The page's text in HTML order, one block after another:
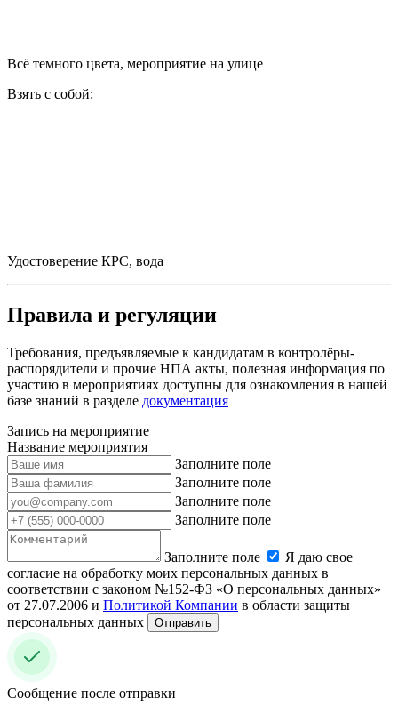
Всё темного цвета, мероприятие на улице
Взять с собой:
Удостоверение КРС, вода
Правила и регуляции
Требования, предъявляемые к кандидатам в контролёры-
распорядители и прочие НПА акты, полезная информация по
участию в мероприятиях доступны для ознакомления в нашей
базе знаний в разделе документация
Запись на мероприятие
Название мероприятия
Заполните поле
Заполните поле
Заполните поле
Заполните поле
Заполните поле
Я даю свое
согласие на обработку моих персональных данных в
соответствии с законом №152-ФЗ «О персональных данных»
от 27.07.2006 и Политикой Компании в области защиты
персональных данных
Отправить
Сообщение после отправки